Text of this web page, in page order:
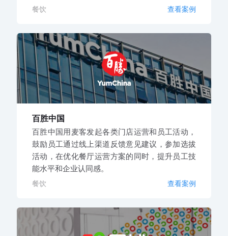
餐饮 查看案例
百胜中国
百胜中国用麦客发起各类门店运营和员工活动，
鼓励员工通过线上渠道反馈意见建议，参加选拔
活动，在优化餐厅运营方案的同时，提升员工技
能水平和企业认同感。
餐饮 查看案例